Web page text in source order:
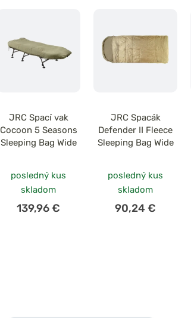
JRC Spací vak
Cocoon 5 Seasons
Sleeping Bag Wide
posledný kus
skladom
139,96 €
JRC Spacák
Defender II Fleece
Sleeping Bag Wide
posledný kus
skladom
90,24 €